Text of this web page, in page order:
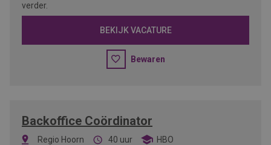
verder.
BEKIJK VACATURE
Bewaren
Backoffice Coördinator
Regio Hoorn 40 uur HBO